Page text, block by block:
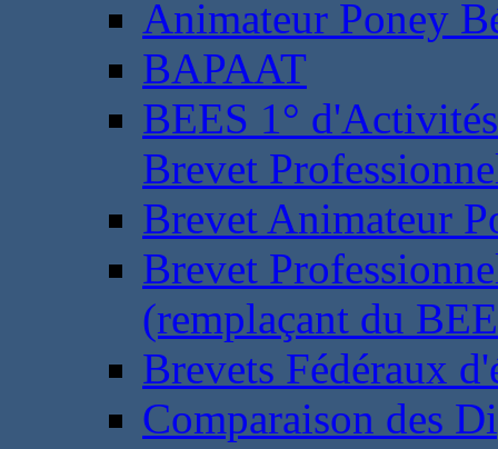
Animateur Poney
BAPAAT
BEES 1°
Brevet
Brevet Animateur
Brevet
(remplaçant du
Brevets Fédéraux
Comparaison des